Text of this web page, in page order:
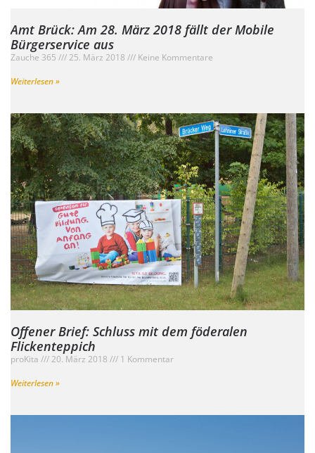
Amt Brück: Am 28. März 2018 fällt der Mobile
Bürgerservice aus
Zauche 365 25. März 2018
Keine Kommentare
Weiterlesen »
Offener Brief: Schluss mit dem föderalen
Flickenteppich
proKita 20. März 2018
1 Kommentar
Weiterlesen »